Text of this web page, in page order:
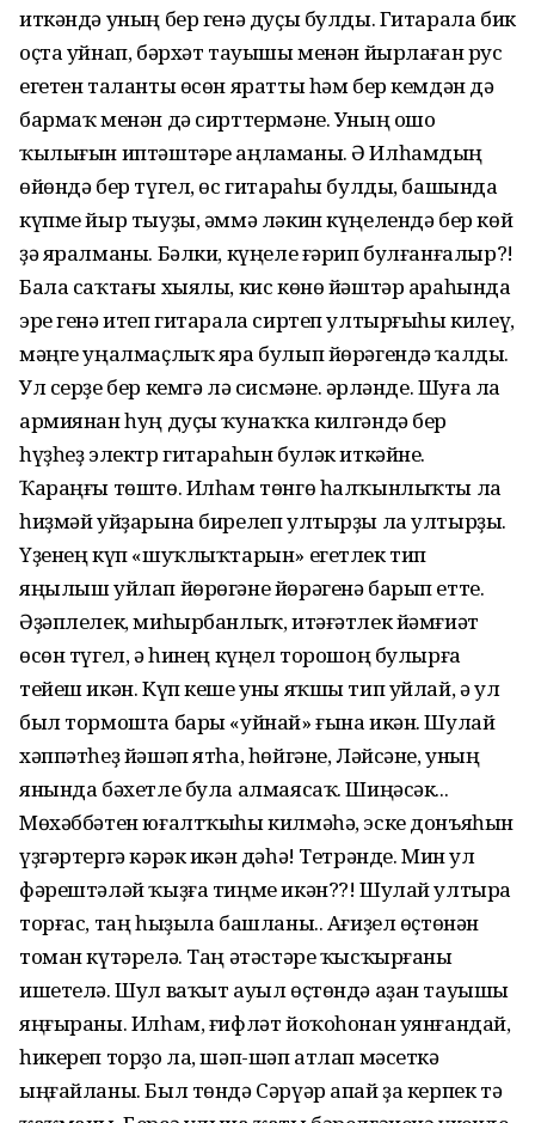
иткәндә уның бер генә дуҫы булды. Гитарала бик
оҫта уйнап, бәрхәт тауышы менән йырлаған рус
егетен таланты өсөн яратты һәм бер кемдән дә
бармаҡ менән дә сирттермәне. Уның ошо
ҡылығын иптәштәре аңламаны. Ә Илһамдың
өйөндә бер түгел, өс гитараһы булды, башында
күпме йыр тыуҙы, әммә ләкин күңелендә бер көй
ҙә яралманы. Бәлки, күңеле ғәрип булғанғалыр?!
Бала саҡтағы хыялы, кис көнө йәштәр араһында
эре генә итеп гитарала сиртеп ултырғыһы килеү,
мәңге уңалмаҫлыҡ яра булып йөрәгендә ҡалды.
Ул серҙе бер кемгә лә сисмәне. Ғәрләнде. Шуға ла
армиянан һуң дуҫы ҡунаҡҡа килгәндә бер
һүҙһеҙ электр гитараһын буләк иткәйне.
Ҡараңғы төштө. Илһам төнгө һалҡынлыҡты ла
һиҙмәй уйҙарына бирелеп ултырҙы ла ултырҙы.
Үҙенең күп «шуҡлыҡтарын» егетлек тип
яңылыш уйлап йөрөгәне йөрәгенә барып етте.
Әҙәплелек, миһырбанлыҡ, итәғәтлек йәмғиәт
өсөн түгел, ә һинең күңел торошоң булырға
тейеш икән. Күп кеше уны яҡшы тип уйлай, ә ул
был тормошта бары «уйнай» ғына икән. Шулай
хәппәтһеҙ йәшәп ятһа, һөйгәне, Ләйсәне, уның
янында бәхетле була алмаясаҡ. Шиңәсәк...
Мөхәббәтен юғалтҡыһы килмәһә, эске донъяһын
үҙгәртергә кәрәк икән дәһә! Тетрәнде. Мин ул
фәрештәләй ҡыҙға тиңме икән??! Шулай ултыра
торғас, таң һыҙыла башланы.. Ағиҙел өҫтөнән
томан күтәрелә. Таң әтәстәре ҡысҡырғаны
ишетелә. Шул ваҡыт ауыл өҫтөндә аҙан тауышы
яңғыраны. Илһам, ғифләт йоҡоһонан уянғандай,
һикереп торҙо ла, шәп-шәп атлап мәсеткә
ыңғайланы. Был төндә Сәрүәр апай ҙа керпек тә